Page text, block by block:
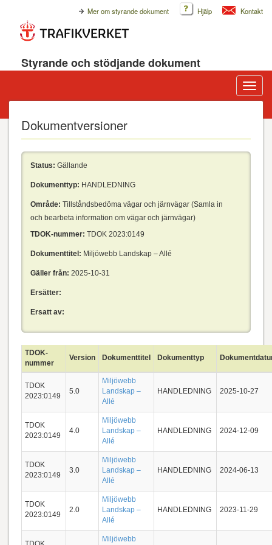
Mer om styrande dokument Hjälp Kontakt
Styrande och stödjande dokument
Visa/
meny
Dokumentversioner
Status: Gällande
Dokumenttyp: HANDLEDNING
Område: Tillståndsbedöma vägar och järnvägar (Samla in
och bearbeta information om vägar och järnvägar)
TDOK-nummer: TDOK 2023:0149
Dokumenttitel: Miljöwebb Landskap – Allé
Gäller från: 2025-10-31
Ersätter:
Ersatt av:
TDOK-
nummer
Version Dokumenttitel Dokumenttyp
TDOK
2023:0149
5.0
Miljöwebb
Landskap –
Allé
HANDLEDNING 2025-10-27
TDOK
2023:0149
4.0
Miljöwebb
Landskap –
Allé
HANDLEDNING 2024-12-09
TDOK
2023:0149
3.0
Miljöwebb
Landskap –
Allé
HANDLEDNING 2024-06-13
TDOK
2023:0149
2.0
Miljöwebb
Landskap –
Allé
HANDLEDNING 2023-11-29
Miljöwebb